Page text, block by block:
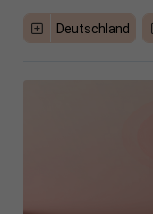
Deutschland